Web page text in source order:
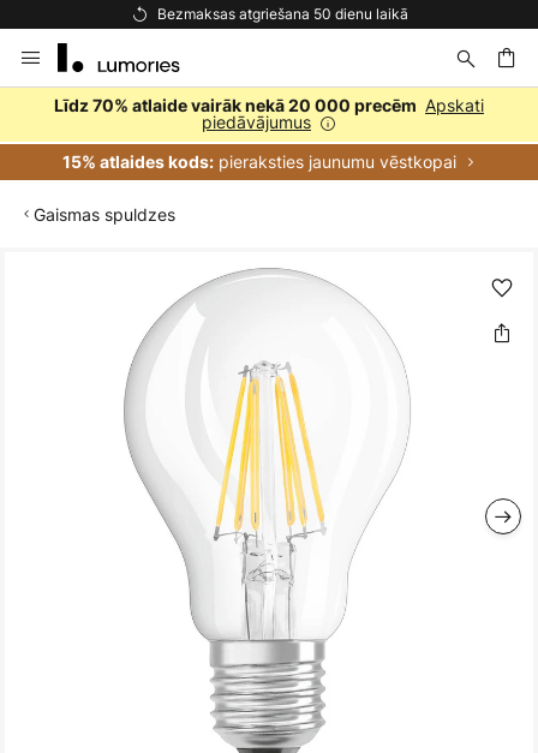
Bezmaksas atgriešana 50 dienu laikā
to
Content
Līdz 70% atlaide vairāk nekā 20 000 precēm Apskati
piedāvājumus
15% atlaides kods:pieraksties jaunumu vēstkopai
Gaismas spuldzes